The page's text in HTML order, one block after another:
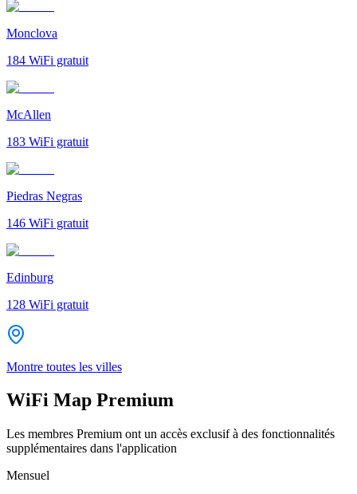
Monclova
184 WiFi gratuit
McAllen
183 WiFi gratuit
Piedras Negras
146 WiFi gratuit
Edinburg
128 WiFi gratuit
Montre toutes les villes
WiFi Map Premium
Les membres Premium ont un accès exclusif à des fonctionnalités
supplémentaires dans l'application
Mensuel